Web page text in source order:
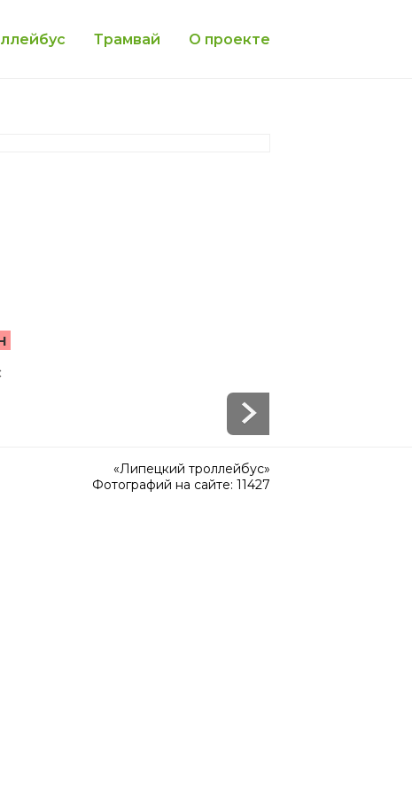
Трамвай О проекте
«Липецкий троллейбус»
Фотографий на сайте: 11427